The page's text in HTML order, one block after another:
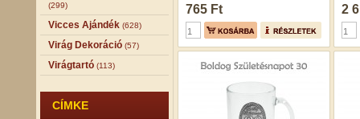
(299)
Vicces Ajándék (628)
Virág Dekoráció (57)
Virágtartó (113)
CÍMKE
765 Ft 2